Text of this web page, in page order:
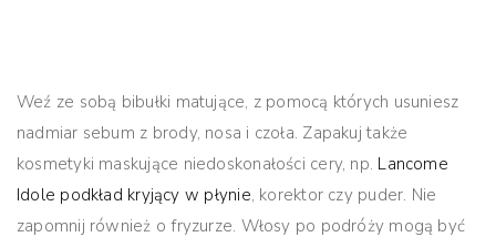
Weź ze sobą bibułki matujące, z pomocą których usuniesz
nadmiar sebum z brody, nosa i czoła. Zapakuj także
kosmetyki maskujące niedoskonałości cery, np. Lancome
Idole podkład kryjący w płynie, korektor czy puder. Nie
zapomnij również o fryzurze. Włosy po podróży mogą być